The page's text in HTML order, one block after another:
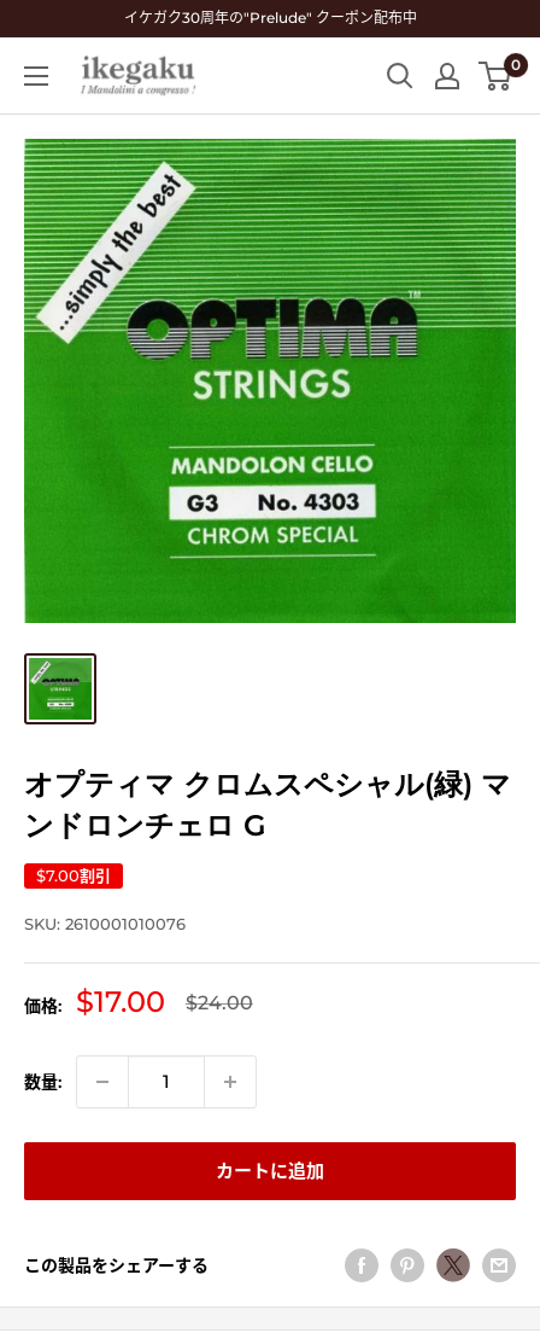
ン
イケガク30周年の"Prelude" クーポン配布中
Mandolin
&
Shop
ikegaku
0
オプティマ クロムスペシャル(緑) マ
ンドロンチェロ G
$7.00割引
SKU: 2610001010076
価格:
販
価
格
$17.00
通
格
$24.00
数量:
カートに追加
この製品をシェアーする